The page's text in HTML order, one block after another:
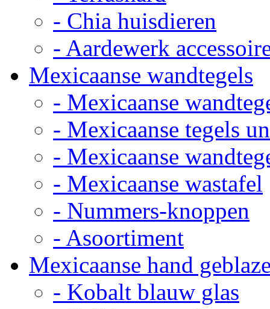
- Chia huisdieren
- Aardewerk
Mexicaanse wandtegels
- Mexicaanse
- Mexicaanse tegels
- Mexicaanse
- Mexicaanse wastafel
- Nummers-knoppen
- Asoortiment
Mexicaanse hand
- Kobalt blauw glas